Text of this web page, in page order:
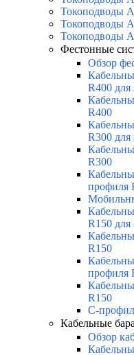
Токоподводы
Токоподводы
Токоподводы
Фестонные
Обзор
R400 для
R400
R300 для
R300
профиля
R150 для
R150
профиля
R150
С-
Кабельные
Обзор